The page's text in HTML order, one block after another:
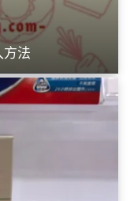
方法